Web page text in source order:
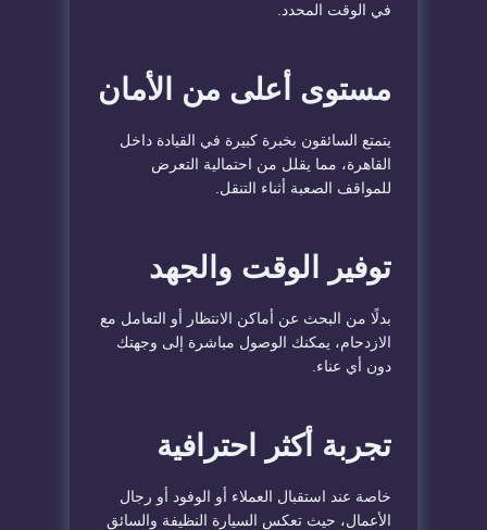
في الوقت المحدد.
مستوى أعلى من الأمان
يتمتع السائقون بخبرة كبيرة في القيادة داخل
القاهرة، مما يقلل من احتمالية التعرض
للمواقف الصعبة أثناء التنقل.
توفير الوقت والجهد
بدلًا من البحث عن أماكن الانتظار أو التعامل مع
الازدحام، يمكنك الوصول مباشرة إلى وجهتك
دون أي عناء.
تجربة أكثر احترافية
خاصة عند استقبال العملاء أو الوفود أو رجال
الأعمال، حيث تعكس السيارة النظيفة والسائق